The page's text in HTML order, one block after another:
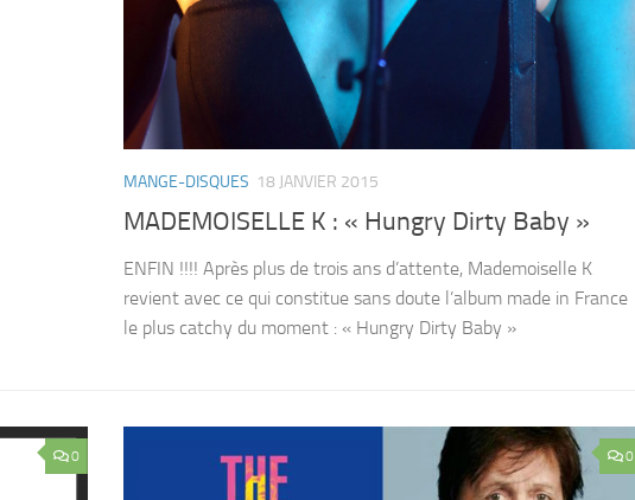
MANGE-DISQUES 18 JANVIER 2015
MADEMOISELLE K : « Hungry Dirty Baby »
ENFIN !!!! Après plus de trois ans d’attente, Mademoiselle K
revient avec ce qui constitue sans doute l’album made in France
le plus catchy du moment : « Hungry Dirty Baby »
0 0